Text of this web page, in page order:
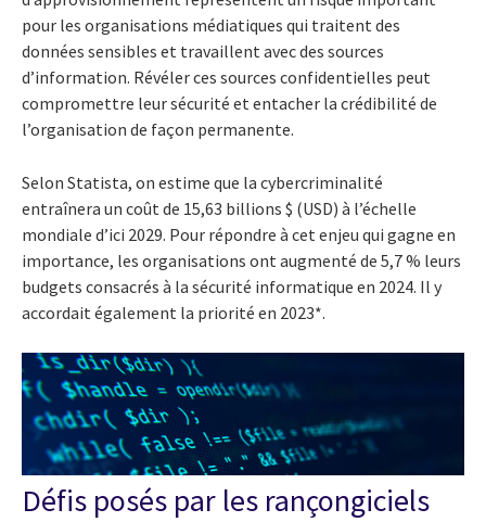
pour les organisations médiatiques qui traitent des
données sensibles et travaillent avec des sources
d’information. Révéler ces sources confidentielles peut
compromettre leur sécurité et entacher la crédibilité de
l’organisation de façon permanente.
Selon Statista, on estime que la cybercriminalité
entraînera un coût de 15,63 billions $ (USD) à l’échelle
mondiale d’ici 2029. Pour répondre à cet enjeu qui gagne en
importance, les organisations ont augmenté de 5,7 % leurs
budgets consacrés à la sécurité informatique en 2024. Il y
accordait également la priorité en 2023*.
Défis posés par les rançongiciels